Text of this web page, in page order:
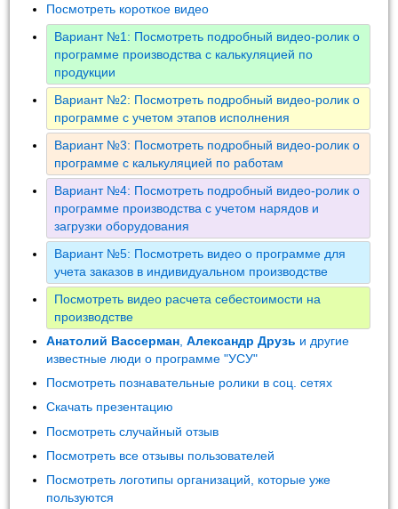
Посмотреть короткое видео
Вариант №1: Посмотреть подробный видео-ролик о
программе производства с калькуляцией по
продукции
Вариант №2: Посмотреть подробный видео-ролик о
программе с учетом этапов исполнения
Вариант №3: Посмотреть подробный видео-ролик о
программе с калькуляцией по работам
Вариант №4: Посмотреть подробный видео-ролик о
программе производства с учетом нарядов и
загрузки оборудования
Вариант №5: Посмотреть видео о программе для
учета заказов в индивидуальном производстве
Посмотреть видео расчета себестоимости на
производстве
Анатолий Вассерман ,Александр Друзь и другие
известные люди о программе "УСУ"
Посмотреть познавательные ролики в соц. сетях
Скачать презентацию
Посмотреть случайный отзыв
Посмотреть все отзывы пользователей
Посмотреть логотипы организаций, которые уже
пользуются